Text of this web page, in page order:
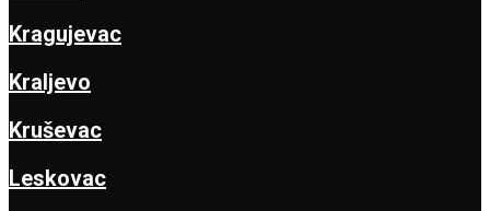
Kragujevac
Kraljevo
Kruševac
Leskovac